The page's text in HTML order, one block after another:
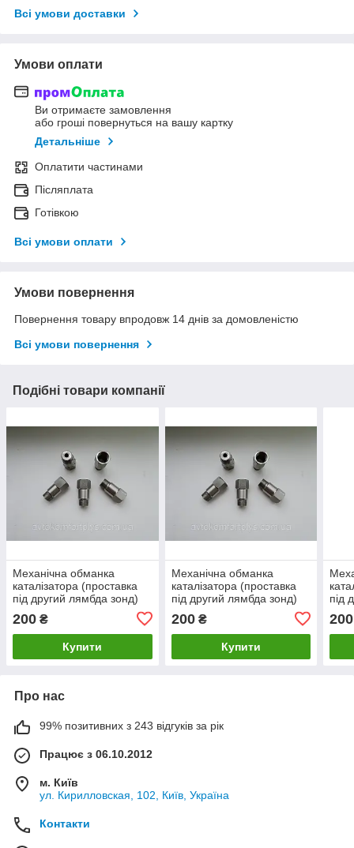
Всі умови доставки
Умови оплати
Ви отримаєте замовлення
або гроші повернуться на вашу картку
Детальніше
Оплатити частинами
Післяплата
Готівкою
Всі умови оплати
Умови повернення
Повернення товару впродовж 14 днів за домовленістю
Всі умови повернення
Подібні товари компанії
Механічна обманка
каталізатора (проставка
під другий лямбда зонд)
200 ₴
Купити
Механічна обманка
каталізатора (проставка
під другий лямбда зонд)
(Крайслер)
200₴
Купити
під
200
Про нас
99% позитивних з 243 відгуків за рік
Працює з 06.10.2012
м. Київ
ул. Кирилловская, 102, Київ, Україна
Контакти